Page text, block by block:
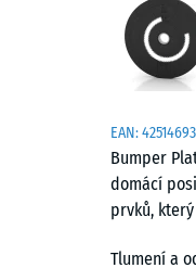
EAN:
Bumper
domácí
prvků,
Tlumení a